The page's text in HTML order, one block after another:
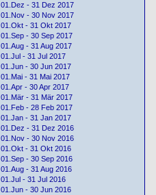
01.Dez - 31 Dez 2017
01.Nov - 30 Nov 2017
01.Okt - 31 Okt 2017
01.Sep - 30 Sep 2017
01.Aug - 31 Aug 2017
01.Jul - 31 Jul 2017
01.Jun - 30 Jun 2017
01.Mai - 31 Mai 2017
01.Apr - 30 Apr 2017
01.Mär - 31 Mär 2017
01.Feb - 28 Feb 2017
01.Jan - 31 Jan 2017
01.Dez - 31 Dez 2016
01.Nov - 30 Nov 2016
01.Okt - 31 Okt 2016
01.Sep - 30 Sep 2016
01.Aug - 31 Aug 2016
01.Jul - 31 Jul 2016
01.Jun - 30 Jun 2016